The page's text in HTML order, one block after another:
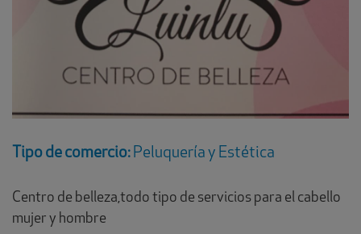
Tipo de comercio: Peluquería y Estética
Centro de belleza,todo tipo de servicios para el cabello
mujer y hombre